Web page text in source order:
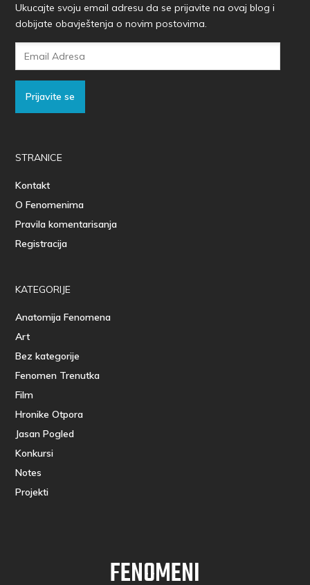
Ukucajte svoju email adresu da se prijavite na ovaj blog i
dobijate obavještenja o novim postovima.
Prijavite se
STRANICE
Kontakt
O Fenomenima
Pravila komentarisanja
Registracija
KATEGORIJE
Anatomija Fenomena
Art
Bez kategorije
Fenomen Trenutka
Film
Hronike Otpora
Jasan Pogled
Konkursi
Notes
Projekti
FENOMENI